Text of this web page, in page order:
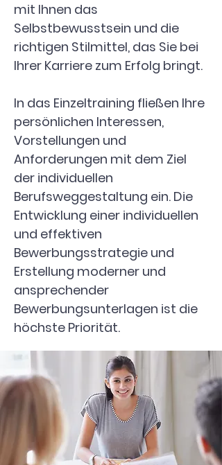
mit Ihnen das
Selbstbewusstsein und die
richtigen Stilmittel, das Sie bei
Ihrer Karriere zum Erfolg bringt.
In das Einzeltraining fließen Ihre
persönlichen Interessen,
Vorstellungen und
Anforderungen mit dem Ziel
der individuellen
Berufsweggestaltung ein. Die
Entwicklung einer individuellen
und effektiven
Bewerbungsstrategie und
Erstellung moderner und
ansprechender
Bewerbungsunterlagen ist die
höchste Priorität.